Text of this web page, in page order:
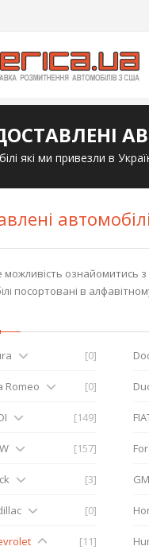
які ми привезли в
можливість ознайомитись
посортовані в
[0]
Romeo [0]
[149]
[157]
[3]
[0]
[11]